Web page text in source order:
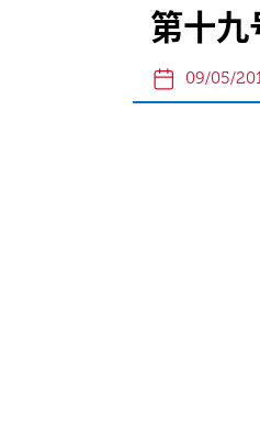
第十
09/05/